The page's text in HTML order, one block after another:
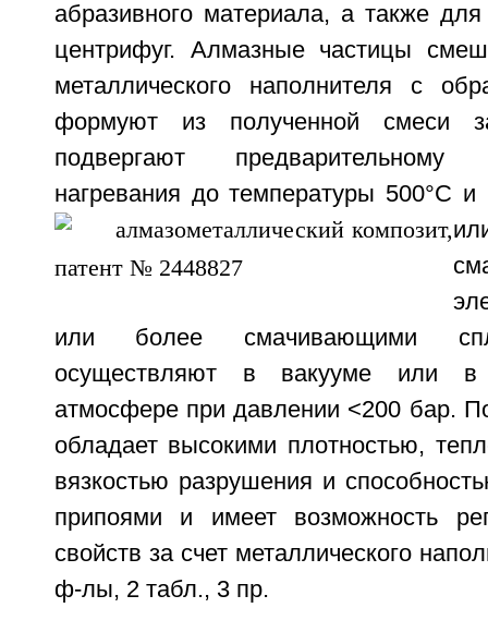
абразивного материала, а также для
центрифуг. Алмазные частицы
металлического наполнителя с
формуют из полученной смеси
подвергают
нагревания до температуры 500°С и
или более смачивающими
осуществляют в вакууме или в
атмосфере при давлении <200 бар.
обладает высокими плотностью,
вязкостью разрушения и
припоями и имеет возможность
свойств за счет металлического
ф-лы, 2 табл., 3 пр.